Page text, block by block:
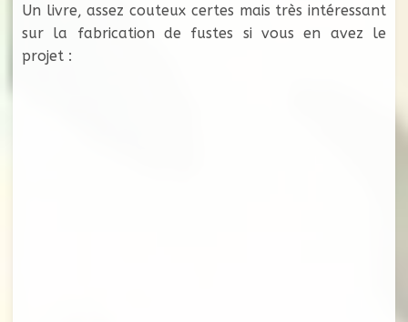
Un livre, assez couteux certes mais très intéressant
sur la fabrication de fustes si vous en avez le
projet :